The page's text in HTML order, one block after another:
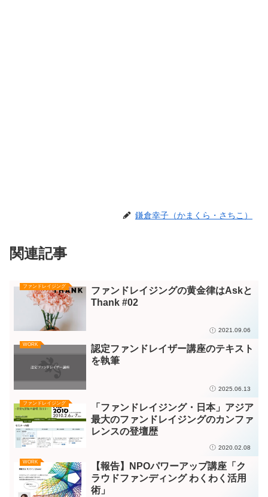
鎌倉幸子（かまくら・さちこ）
関連記事
ファンドレイジング
ファンドレイジングの黄金律はAskと
Thank #02
2021.09.06
WORK
認定ファンドレイザー講座のテキスト
を執筆
2025.06.13
ファンドレイジング
「ファンドレイジング・日本」アジア
最大のファンドレイジングのカンファ
レンスの登壇歴
2020.02.08
WORK
【報告】NPOパワーアップ講座「ク
ラウドファンディング わくわく活用
術」